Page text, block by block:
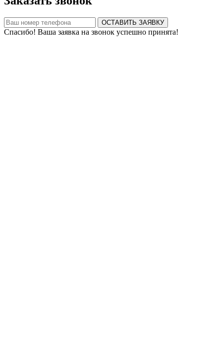
ОСТАВИТЬ ЗАЯВКУ
Спасибо! Ваша заявка на звонок успешно принята!